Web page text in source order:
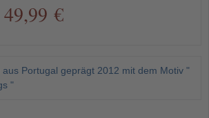
49,99 €
Portugal geprägt 2012 mit dem Motiv "
"